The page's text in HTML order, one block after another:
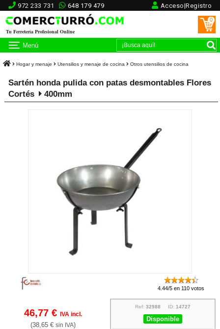
972 233 731 648 179 479 Acceso|Registro
Tu Ferretería Profesional Online
0
Menú
Hogar y menaje Utensilios y menaje de cocina Otros utensilios de cocina
Sartén honda pulida con patas desmontables Flores
Cortés
400mm
4.44/5 en 110 votos
46,77 € IVA incl.
(38,65 € sin IVA)
Ref: 32988 ID: 14727
Disponible